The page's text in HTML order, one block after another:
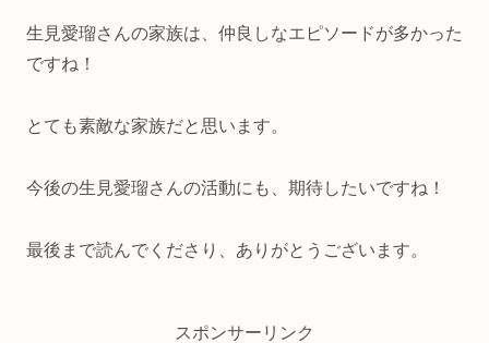
生見愛瑠さんの家族は、仲良しなエピソードが多かった
ですね！
とても素敵な家族だと思います。
今後の生見愛瑠さんの活動にも、期待したいですね！
最後まで読んでくださり、ありがとうございます。
スポンサーリンク